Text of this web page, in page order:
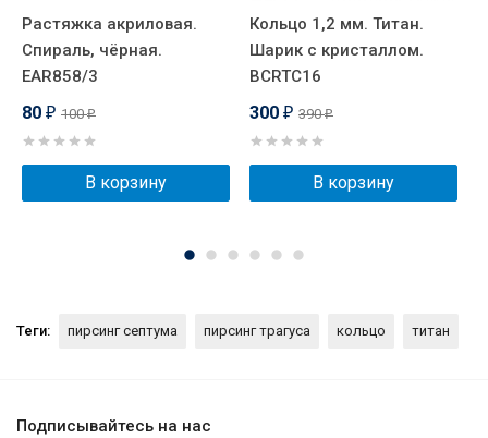
Растяжка акриловая.
Спираль, чёрная.
EAR858/3
80 ₽ 100₽
В корзину
Кольцо 1,2 мм. Титан.
Шарик с кристаллом.
BCRTC16
300 ₽ 390₽
В корзину
Теги: пирсинг септума пирсинг трагуса кольцо титан
Подписывайтесь на нас